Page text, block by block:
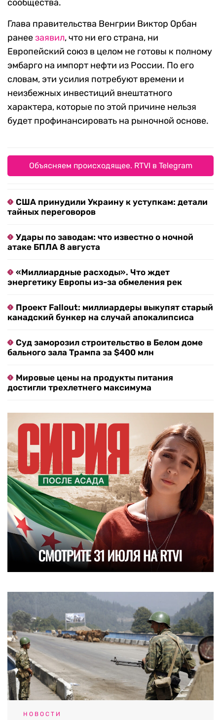
сообщества.
Глава правительства Венгрии Виктор Орбан
ранеезаявил, что ни его страна, ни
Европейский союз в целом не готовы к полному
эмбарго на импорт нефти из России. По его
словам, эти усилия потребуют времени и
неизбежных инвестиций внештатного
характера, которые по этой причине нельзя
будет профинансировать на рыночной основе.
Объясняем происходящее. RTVI в Telegram
США принудили Украину к уступкам: детали
тайных переговоров
Удары по заводам: что известно о ночной
атаке БПЛА 8 августа
«Миллиардные расходы». Что ждет
энергетику Европы из-за обмеления рек
Проект Fallout: миллиардеры выкупят старый
канадский бункер на случай апокалипсиса
Суд заморозил строительство в Белом доме
бального зала Трампа за $400 млн
Мировые цены на продукты питания
достигли трехлетнего максимума
НОВОСТИ